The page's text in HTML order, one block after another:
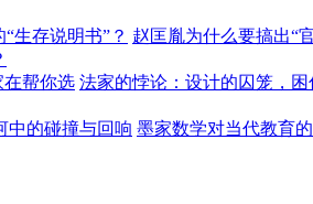
生存说明书”？ 赵匡胤为什么要搞出“
在帮你选 法家的悖论：设计的囚笼，困
中的碰撞与回响 墨家数学对当代教育